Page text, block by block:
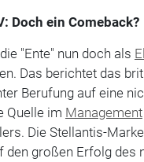
Doch ein Comeback?
"Ente" nun doch als
Das berichtet das
Berufung auf eine
Quelle im Management
Die Stellantis-
den großen Erfolg des